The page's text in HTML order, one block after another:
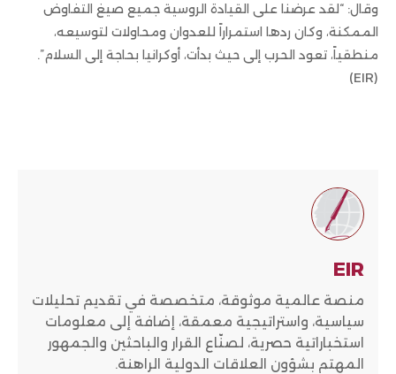
وقال: “لقد عرضنا على القيادة الروسية جميع صيغ التفاوض
الممكنة، وكان ردها استمراراً للعدوان ومحاولات لتوسيعه،
منطقياً، تعود الحرب إلى حيث بدأت، أوكرانيا بحاجة إلى السلام”.
(EIR)
EIR
منصة عالمية موثوقة، متخصصة في تقديم تحليلات
سياسية، واستراتيجية معمقة، إضافة إلى معلومات
استخباراتية حصرية، لصنّاع القرار والباحثين والجمهور
المهتم بشؤون العلاقات الدولية الراهنة.